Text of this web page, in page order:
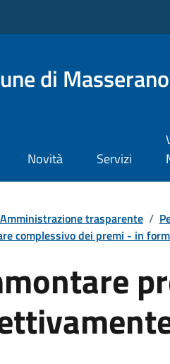
di Masserano
Novità Servizi
Amministrazione trasparente /
complessivo dei premi - in